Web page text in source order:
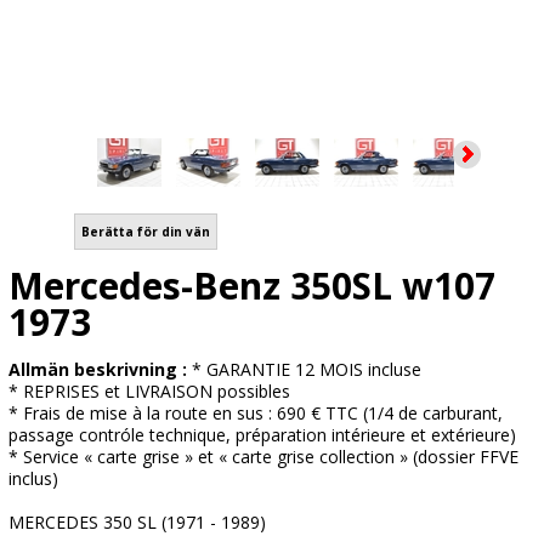
Berätta för din vän
Mercedes-Benz 350SL w107
1973
Allmän beskrivning : * GARANTIE 12 MOIS incluse
* REPRISES et LIVRAISON possibles
* Frais de mise à la route en sus : 690 € TTC (1/4 de carburant,
passage contróle technique, préparation intérieure et extérieure)
* Service « carte grise » et « carte grise collection » (dossier FFVE
inclus)
MERCEDES 350 SL (1971 - 1989)